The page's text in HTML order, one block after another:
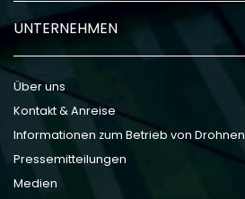
UNTERNEHMEN
Über uns
Kontakt & Anreise
Informationen zum Betrieb von Drohnen
Pressemitteilungen
Medien